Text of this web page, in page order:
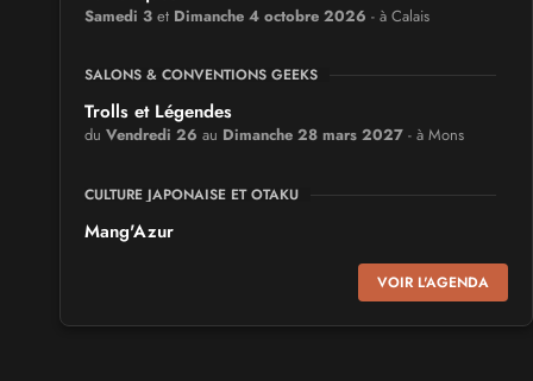
Samedi 3 et Dimanche 4 octobre 2026 - à Calais
SALONS & CONVENTIONS GEEKS
Trolls et Légendes
du Vendredi 26 au Dimanche 28 mars 2027 - à Mons
CULTURE JAPONAISE ET OTAKU
Mang'Azur
VOIR L'AGENDA